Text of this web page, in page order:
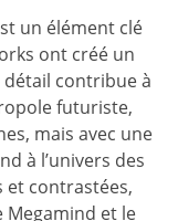
un élément clé
ont créé un
contribue à
futuriste,
mais avec une
à l’univers des
et contrastées,
et le